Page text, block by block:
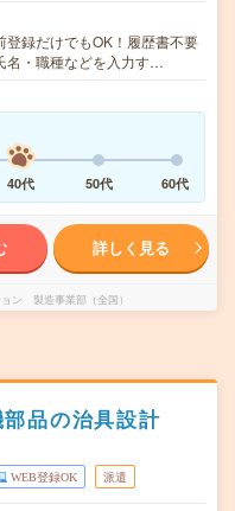
録だけでもOK！履歴書不要
名・職種などを入力す…
40代 50代 60代
詳しく見る
ン 製造事業部（全国）
部品の治具設計
WEB登録OK 派遣